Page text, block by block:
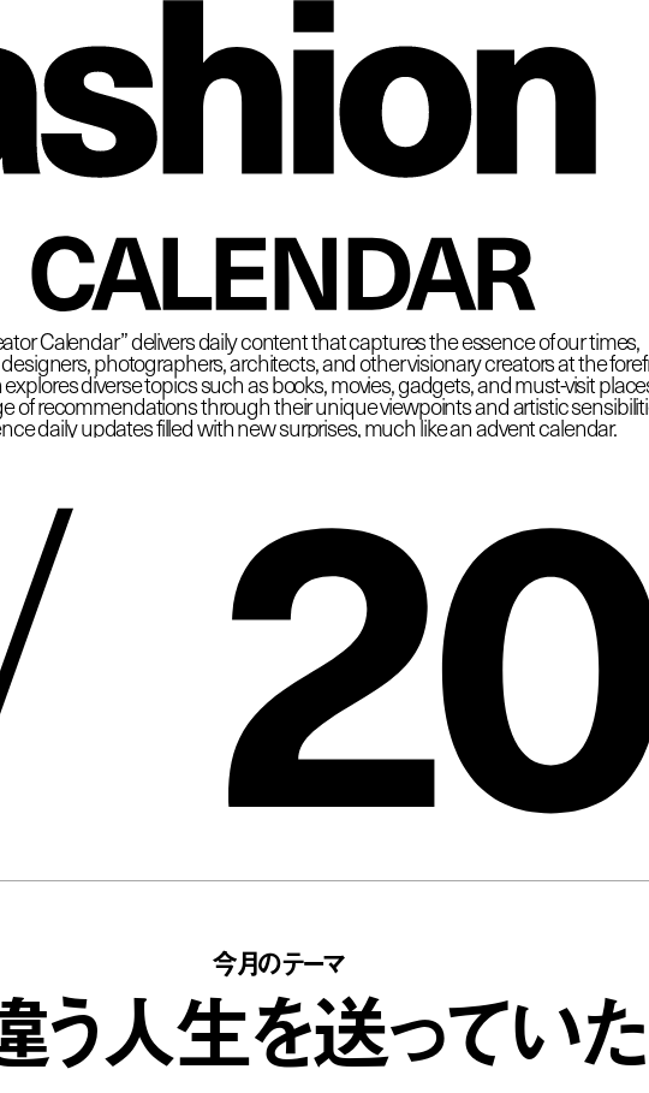
CALENDAR
Calendar” delivers daily content that captures the essence of our times,
photographers, architects, and other visionary creators at the
diverse topics such as books, movies, gadgets, and must-visit
of recommendations through their unique viewpoints and artistic
daily updates filled with new surprises, much like an advent calendar.
今月のテーマ
う人生を送ってい